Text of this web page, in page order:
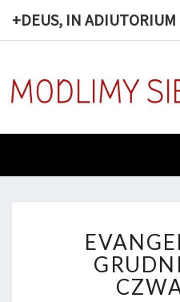
+DEUS, IN ADIUTORIUM